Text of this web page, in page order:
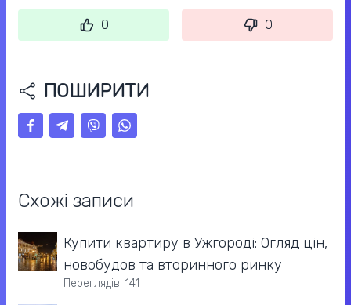
0 0
ПОШИРИТИ
Схожі записи
Купити квартиру в Ужгороді: Огляд цін,
новобудов та вторинного ринку
Переглядів: 141